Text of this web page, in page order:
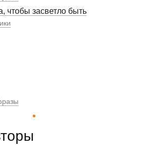
чтобы засветло быть